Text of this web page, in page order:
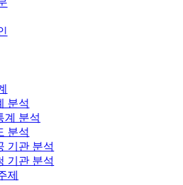
분석
계 분석
분석
기관 분석
기관 분석
제